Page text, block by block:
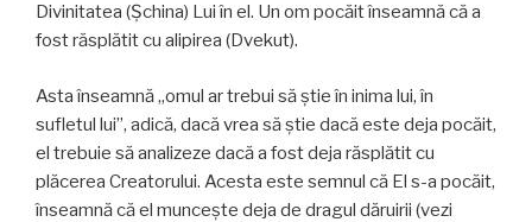
Divinitatea (Șchina) Lui în el. Un om pocăit înseamnă că a
fost răsplătit cu alipirea (Dvekut).
Asta înseamnă „omul ar trebui să știe în inima lui, în
sufletul lui”, adică, dacă vrea să știe dacă este deja pocăit,
el trebuie să analizeze dacă a fost deja răsplătit cu
plăcerea Creatorului. Acesta este semnul că El s-a pocăit,
înseamnă că el muncește deja de dragul dăruirii (vezi